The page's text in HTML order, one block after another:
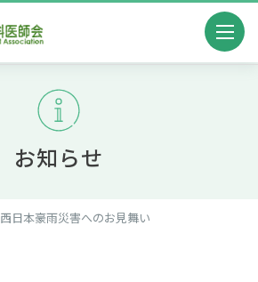
お知らせ
西日本豪雨災害へのお見舞い